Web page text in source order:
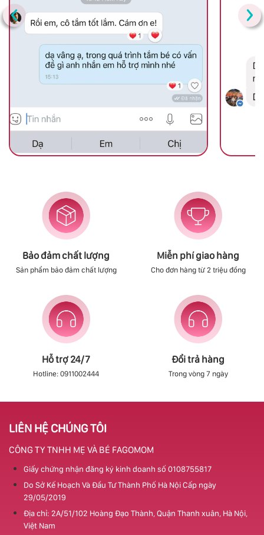
‹ ›
Bảo đảm chất lượng
Sản phẩm bảo đảm chất lượng
Miễn phí giao hàng
Cho đơn hàng từ 2 triệu đồng
Hỗ trợ 24/7
Hotline: 0911002444
Đổi trả hàng
Trong vòng 7 ngày
LIÊN HỆ CHÚNG TÔI
CÔNG TY TNHH MẸ VÀ BÉ FAGOMOM
Giấy chứng nhận đăng ký kinh doanh số 0108755817
Do Sở Kế Hoạch Và Đầu Tư Thành Phố Hà Nội Cấp ngày
29/05/2019
Địa chỉ: 2A/51/102 Hoàng Đạo Thành, Quận Thanh xuân, Hà Nội,
Việt Nam